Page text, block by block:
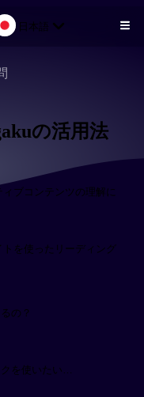
日本語
の活用法
ブコンテンツの理解に
を使ったリーディング
の？
を使いたい…